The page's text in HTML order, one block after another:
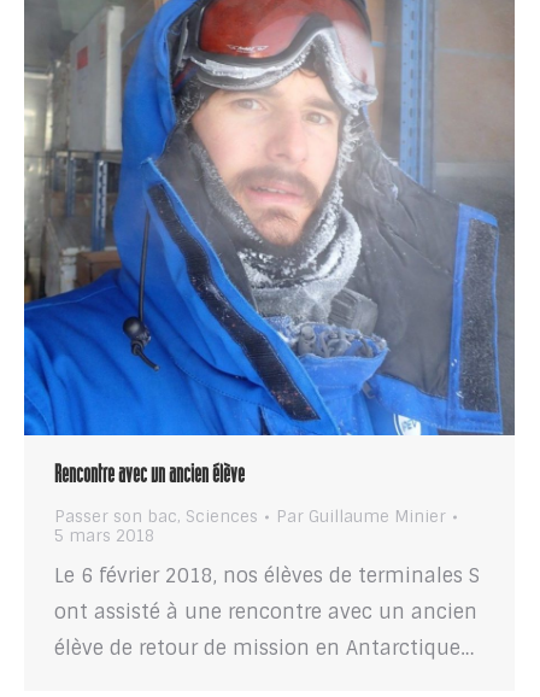
Rencontre avec un ancien élève
Passer son bac, Sciences Par Guillaume Minier
5 mars 2018
Le 6 février 2018, nos élèves de terminales S
ont assisté à une rencontre avec un ancien
élève de retour de mission en Antarctique…